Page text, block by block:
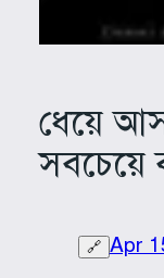
ধেয়ে
🔗 Apr